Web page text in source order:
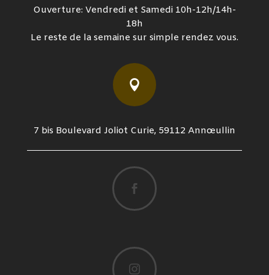
Ouverture: Vendredi et Samedi 10h-12h/14h-
18h
Le reste de la semaine sur simple rendez vous.

7 bis Boulevard Joliot Curie, 59112 Annœullin

